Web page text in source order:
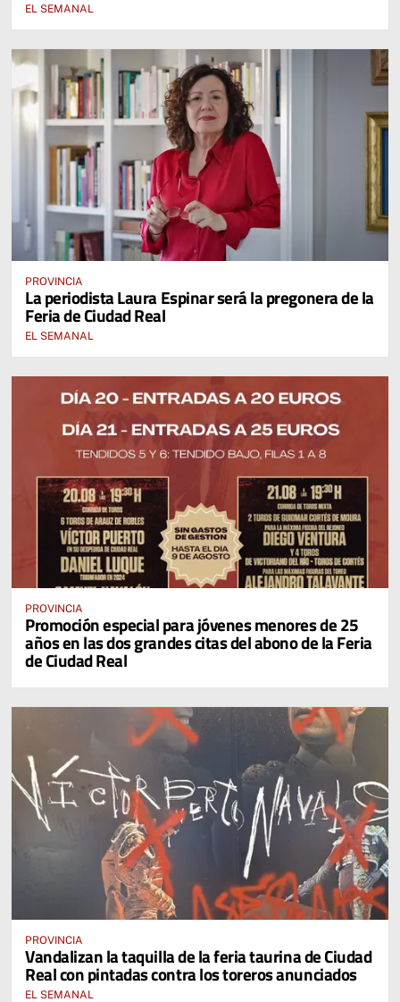
EL SEMANAL
PROVINCIA
La periodista Laura Espinar será la pregonera de la
Feria de Ciudad Real
EL SEMANAL
PROVINCIA
Promoción especial para jóvenes menores de 25
años en las dos grandes citas del abono de la Feria
de Ciudad Real
PROVINCIA
Vandalizan la taquilla de la feria taurina de Ciudad
Real con pintadas contra los toreros anunciados
EL SEMANAL